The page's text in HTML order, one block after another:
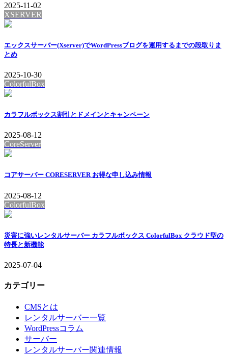
2025-11-02
XSERVER
エックスサーバー(Xserver)でWordPressブログを運用するまでの段取りま
とめ
2025-10-30
ColorfulBox
カラフルボックス割引とドメインとキャンペーン
2025-08-12
CoreServer
コアサーバー CORESERVER お得な申し込み情報
2025-08-12
ColorfulBox
災害に強いレンタルサーバー カラフルボックス ColorfulBox クラウド型の
特長と新機能
2025-07-04
カテゴリー
CMSとは
レンタルサーバー一覧
WordPressコラム
サーバー
レンタルサーバー関連情報